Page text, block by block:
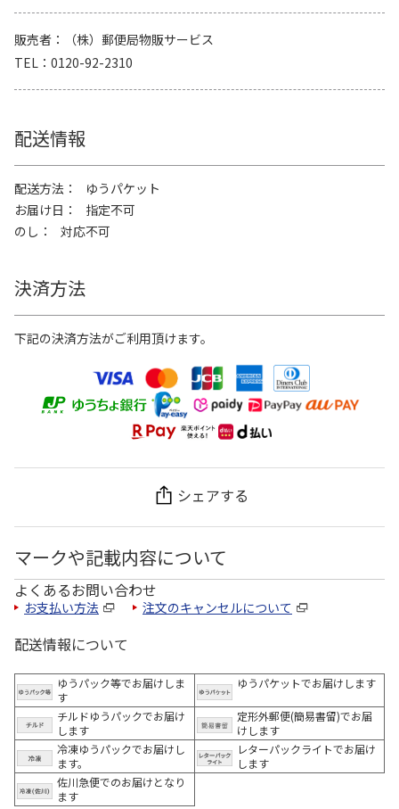
販売者
（株）郵便局物販サービス
TEL
0120-92-2310
配送情報
配送方法
ゆうパケット
お届け日
指定不可
のし
対応不可
決済方法
下記の決済方法がご利用頂けます。
シェアする
マークや記載内容について
よくあるお問い合わせ
お支払い方法 注文のキャンセルについて
配送情報について
ゆうパック等でお届けしま
す
ゆうパケットでお届けします
チルドゆうパックでお届け
します
定形外郵便(簡易書留)でお届
けします
冷凍ゆうパックでお届けし
ます。
レターパックライトでお届け
します
佐川急便でのお届けとなり
ます